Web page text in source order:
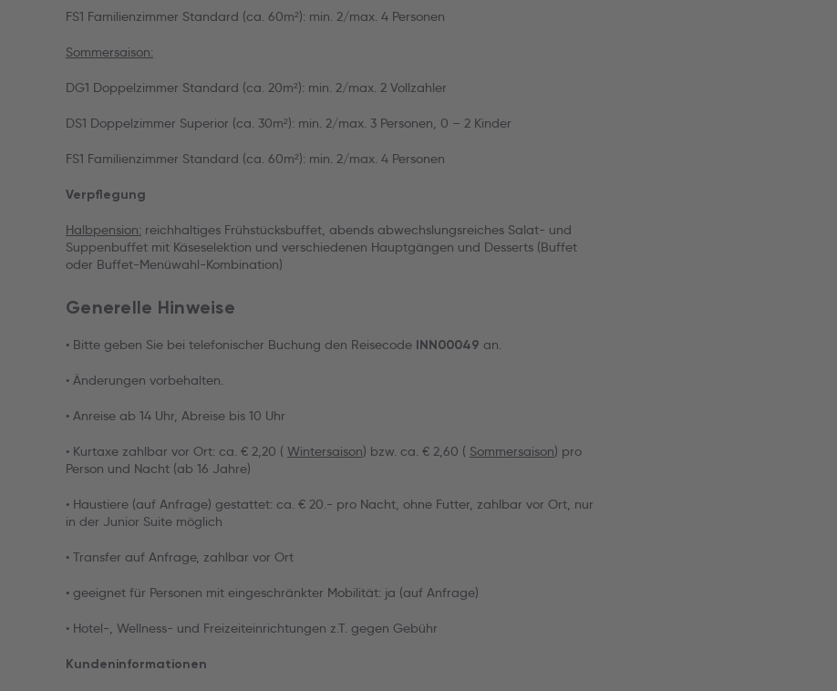
FS1 Familienzimmer Standard (ca. 60m²): min. 2/max. 4 Personen
Sommersaison:
DG1 Doppelzimmer Standard (ca. 20m²): min. 2/max. 2 Vollzahler
DS1 Doppelzimmer Superior (ca. 30m²): min. 2/max. 3 Personen, 0 – 2 Kinder
FS1 Familienzimmer Standard (ca. 60m²): min. 2/max. 4 Personen
Verpflegung
Halbpension: reichhaltiges Frühstücksbuffet, abends abwechslungsreiches Salat- und
Suppenbuffet mit Käseselektion und verschiedenen Hauptgängen und Desserts (Buffet
oder Buffet-Menüwahl-Kombination)
Generelle Hinweise
• Bitte geben Sie bei telefonischer Buchung den Reisecode INN00049 an.
• Änderungen vorbehalten.
• Anreise ab 14 Uhr, Abreise bis 10 Uhr
• Kurtaxe zahlbar vor Ort: ca. € 2,20 ( Wintersaison) bzw. ca. € 2,60 ( Sommersaison) pro
Person und Nacht (ab 16 Jahre)
• Haustiere (auf Anfrage) gestattet: ca. € 20.- pro Nacht, ohne Futter, zahlbar vor Ort, nur
in der Junior Suite möglich
• Transfer auf Anfrage, zahlbar vor Ort
• geeignet für Personen mit eingeschränkter Mobilität: ja (auf Anfrage)
• Hotel-, Wellness- und Freizeiteinrichtungen z.T. gegen Gebühr
Kundeninformationen